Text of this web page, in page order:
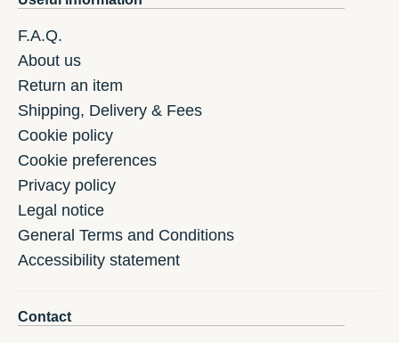
F.A.Q.
About us
Return an item
Shipping, Delivery & Fees
Cookie policy
Cookie preferences
Privacy policy
Legal notice
General Terms and Conditions
Accessibility statement
Contact